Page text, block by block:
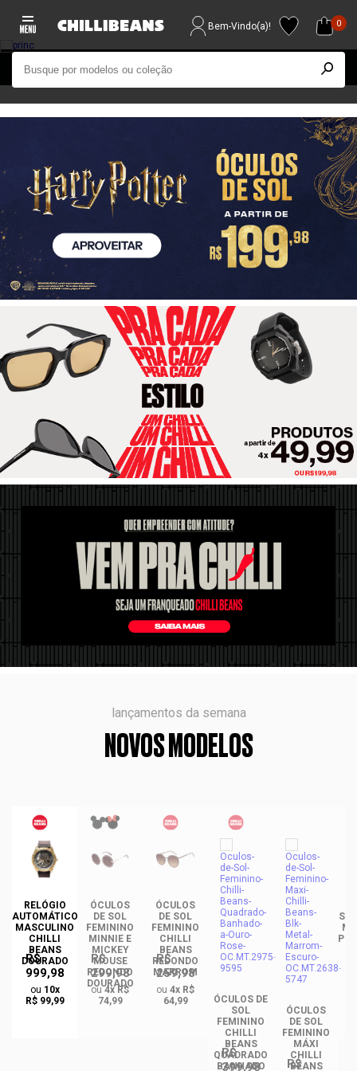
Bem-Vindo(a)! 0
lançamentos da semana
NOVOS MODELOS
RELÓGIO
AUTOMÁTICO
MASCULINO
CHILLI
BEANS
DOURADO
R$
999,98
ou 10x
R$ 99,99
ÓCULOS
DE SOL
FEMININO
MINNIE E
MICKEY
MOUSE
REDONDO
DOURADO
R$
299,98
ou4x R$
74,99
ÓCULOS
DE SOL
FEMININO
CHILLI
BEANS
REDONDO
MARROM
R$
259,98
ou 4x R$
64,99
ÓCULOS DE
SOL
FEMININO
CHILLI
BEANS
QUADRADO
BANHADO
R$
399,98
ÓCULOS
DE SOL
FEMININO
MÁXI
CHILLI
BEANS
R$